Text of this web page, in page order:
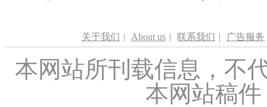
关于我们 | About us | 联系我们 | 广告服务
本网站所刊载信息，不
本网站稿